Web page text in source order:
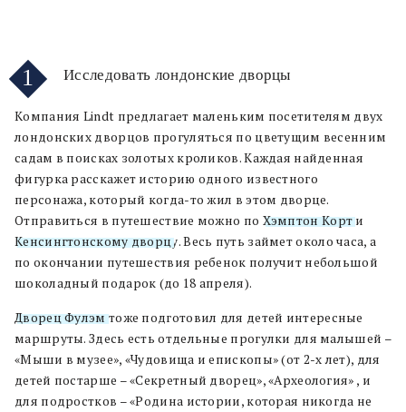
1 Исследовать лондонские дворцы
Компания Lindt предлагает маленьким посетителям двух
лондонских дворцов прогуляться по цветущим весенним
садам в поисках золотых кроликов. Каждая найденная
фигурка расскажет историю одного известного
персонажа, который когда-то жил в этом дворце.
Отправиться в путешествие можно по Хэмптон Корти
Кенсингтонскому дворцу. Весь путь займет около часа, а
по окончании путешествия ребенок получит небольшой
шоколадный подарок (до 18 апреля).
Дворец Фулэмтоже подготовил для детей интересные
маршруты. Здесь есть отдельные прогулки для малышей –
«Мыши в музее», «Чудовища и епископы» (от 2-х лет), для
детей постарше – «Секретный дворец», «Археология» , и
для подростков – «Родина истории, которая никогда не